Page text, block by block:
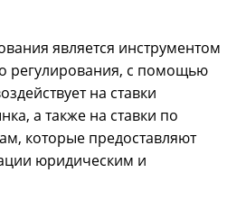
является инструментом
регулирования, с помощью
на ставки
а также на ставки по
которые предоставляют
юридическим и